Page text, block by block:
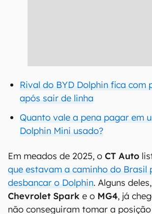
Rival do BYD Dolphin fica com
após sair de linha
Quanto vale a pena pagar em
Dolphin Mini usado?
Em meados de 2025, o CT Auto
que estavam a caminho do Brasil
desbancar o Dolphin. Alguns
Chevrolet Spark e o MG4, já
não conseguiram tomar a